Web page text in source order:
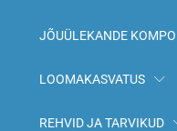
JÕUÜLEKANDE
LOOMAKASVATUS
REHVID JA TARVIKUD